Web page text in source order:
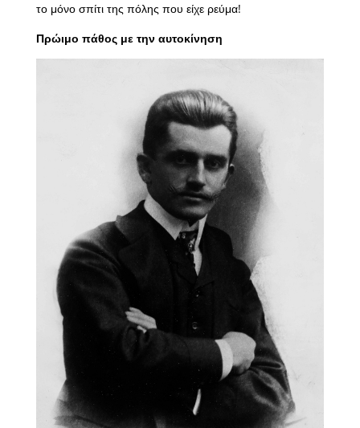
το μόνο σπίτι της πόλης που είχε ρεύμα!
Πρώιμο πάθος με την αυτοκίνηση